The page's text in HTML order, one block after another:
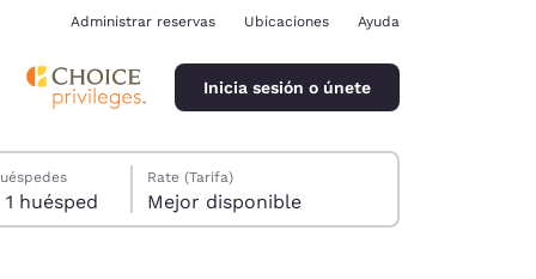
Administrar reservas Ubicaciones Ayuda
Inicia sesión o únete
1 habitación, 1 huésped
Rate (Tarifa)
Mejor disponible